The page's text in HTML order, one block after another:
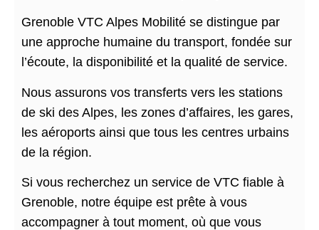
Grenoble VTC Alpes Mobilité se distingue par
une approche humaine du transport, fondée sur
l’écoute, la disponibilité et la qualité de service.
Nous assurons vos transferts vers les stations
de ski des Alpes, les zones d’affaires, les gares,
les aéroports ainsi que tous les centres urbains
de la région.
Si vous recherchez un service de VTC fiable à
Grenoble, notre équipe est prête à vous
accompagner à tout moment, où que vous